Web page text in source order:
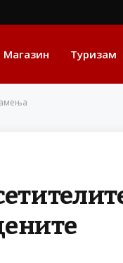
Магазин Туризам